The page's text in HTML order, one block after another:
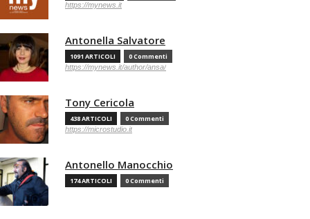
https://mynews.it
Antonella Salvatore
1091 ARTICOLI 0 Commenti
https://mynews.it/author/ansa/
Tony Cericola
438 ARTICOLI 0 Commenti
https://microstudio.it
Antonello Manocchio
174 ARTICOLI 0 Commenti